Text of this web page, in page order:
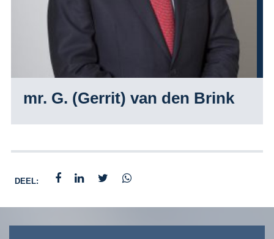
mr. G. (Gerrit) van den Brink
DEEL: